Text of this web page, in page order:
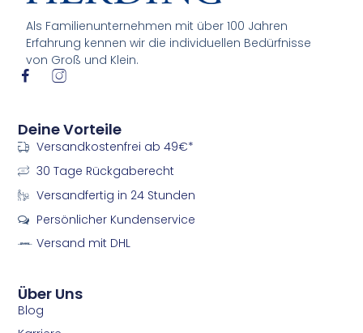
Als Familienunternehmen mit über 100 Jahren
Erfahrung kennen wir die individuellen Bedürfnisse
von Groß und Klein.
I
-
f
a
c
e
b
o
k
I
-
i
s
t
g
a
Über Uns
Blog
Deine Vorteile
Versandkostenfrei ab 49€*
30 Tage Rückgaberecht
Versandfertig in 24 Stunden
Persönlicher Kundenservice
Versand mit DHL